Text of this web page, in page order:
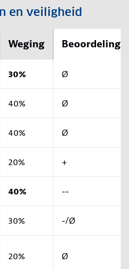
en veiligheid
Weging Beoordeling
30% Ø
40% Ø
40% Ø
20% +
40% --
30% -/Ø
20% Ø